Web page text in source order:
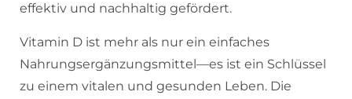
effektiv und nachhaltig gefördert.
Vitamin D ist mehr als nur ein einfaches
Nahrungsergänzungsmittel—es ist ein Schlüssel
zu einem vitalen und gesunden Leben. Die